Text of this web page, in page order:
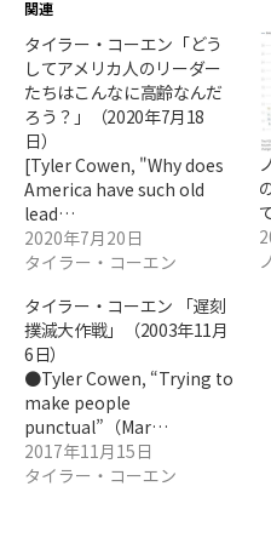
関連
タイラー・コーエン「どう
してアメリカ人のリーダー
たちはこんなに高齢なんだ
ろう？」（2020年7月18
日）
[Tyler Cowen, "Why does
America have such old
lead…
2020年7月20日
タイラー・コーエン
タイラー・コーエン 「遅刻
撲滅大作戦」（2003年11月
6日）
●Tyler Cowen, “Trying to
make people
punctual”（Mar…
2017年11月15日
タイラー・コーエン